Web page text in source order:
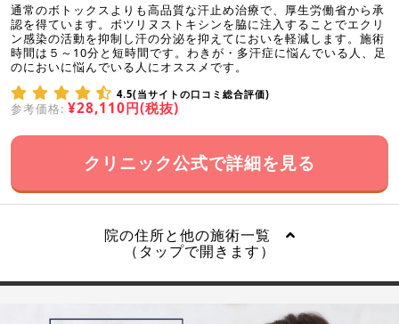
通常のボトックスよりも高品質な汗止め治療で、厚生労働省から承
認を得ています。ボツリヌストキシンを脇に注入することでエクリ
ン感染の活動を抑制し汗の分泌を抑えてにおいを軽減します。施術
時間は５～10分と短時間です。わきが・多汗症に悩んでいる人、足
のにおいに悩んでいる人にオススメです。
4.5(当サイトの口コミ総合評価)
参考価格: ¥28,110円(税抜)
クリニック公式で詳細を見る
院の住所と他の施術一覧
（タップで開きます）